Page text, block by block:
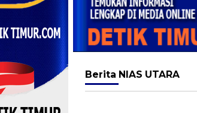
Berita NIAS UTARA